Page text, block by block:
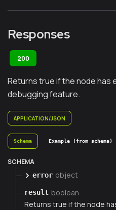
Responses
200
Returns true if the node has
debugging feature.
APPLICATION/JSON
Schema Example (from schema)
SCHEMA
error object
result boolean
Returns true if the node